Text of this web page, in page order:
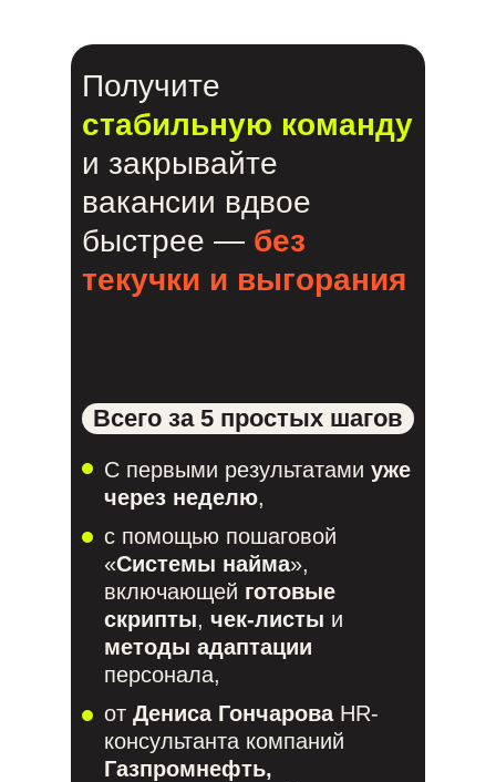
Получите
стабильную команду
и закрывайте
вакансии вдвое
быстрее — без
текучки и выгорания
Всего за 5 простых шагов
С первыми результатами уже
через неделю,
с помощью пошаговой
«Системы найма»,
включающей готовые
скрипты, чек-листы и
методы адаптации
персонала,
от Дениса ГончароваHR-
консультанта компаний
Газпромнефть,